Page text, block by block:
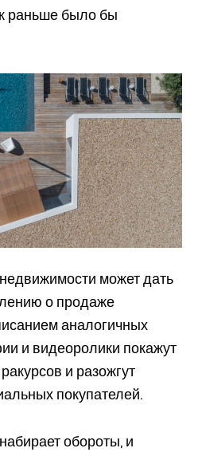
раньше было бы
может дать
о продаже
аналогичных
и видеоролики покажут
и разожгут
покупателей.
обороты, и